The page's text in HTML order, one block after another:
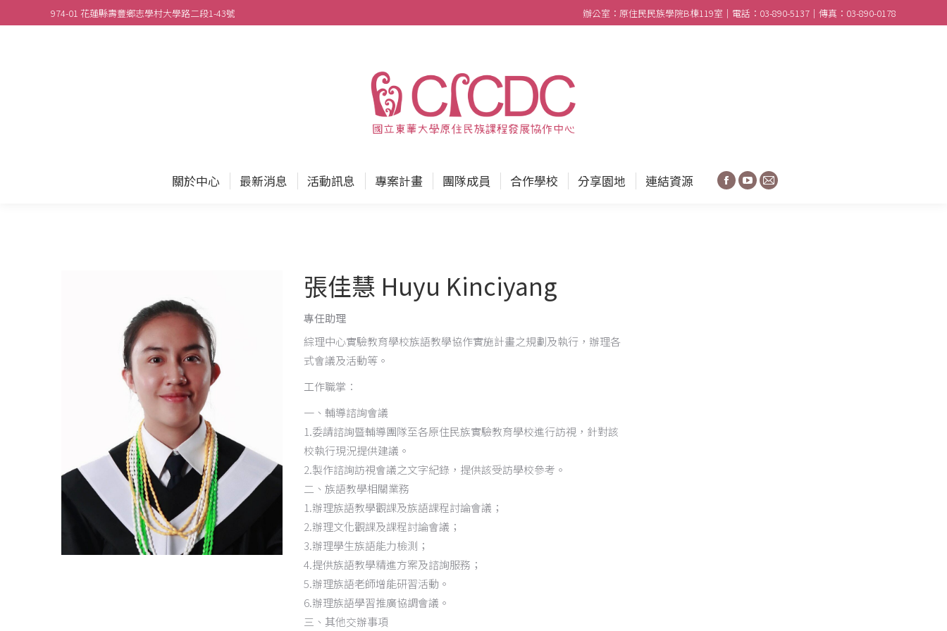
974-01 花蓮縣壽豐鄉志學村大學路二段1-43號 辦公室：原住民民族學院B棟119室｜電話：03-890-5137｜傳真：03-890-0178
關於中心 最新消息 活動訊息 專案計畫 團隊成員 合作學校 分享園地 連結資源 Facebook
YouTube
Mail
張佳慧 Huyu Kinciyang
專任助理
綜理中心實驗教育學校族語教學協作實施計畫之規劃及執行，辦理各
式會議及活動等。
工作職掌：
一、輔導諮詢會議
1.委請諮詢暨輔導團隊至各原住民族實驗教育學校進行訪視，針對該
校執行現況提供建議。
2.製作諮詢訪視會議之文字紀錄，提供該受訪學校參考。
二、族語教學相關業務
1.辦理族語教學觀課及族語課程討論會議；
2.辦理文化觀課及課程討論會議；
3.辦理學生族語能力檢測；
4.提供族語教學精進方案及諮詢服務；
5.辦理族語老師增能研習活動。
6.辦理族語學習推廣協調會議。
三、其他交辦事項
關於中心 最新消息 活動訊息 專案計畫 團隊成員 合作學校 分享園地 連結資源